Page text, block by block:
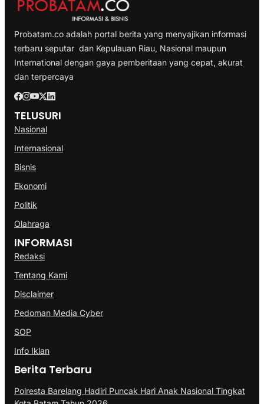
Probatam.co adalah portal berita yang menyajikan informasi
terbaru seputar dan Kepulauan Riau, Nasional maupun
International dengan gaya pemberitaan yang cepat, akurat
dan terpercaya
TELUSURI
Nasional
Internasional
Bisnis
Ekonomi
Politik
Olahraga
INFORMASI
Redaksi
Tentang Kami
Disclaimer
Pedoman Media Cyber
SOP
Info Iklan
Berita Terbaru
Polresta Barelang Hadiri Puncak Hari Anak Nasional Tingkat